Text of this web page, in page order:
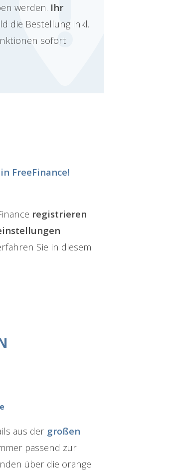
werden. Ihr
die Bestellung inkl.
sofort
FreeFinance!
registrieren
Sie in diesem
aus der großen
passend zur
über die orange